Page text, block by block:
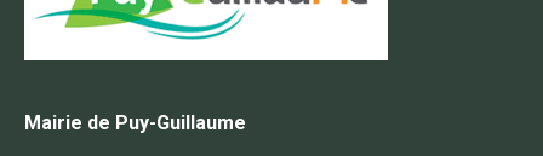
Mairie de Puy-Guillaume